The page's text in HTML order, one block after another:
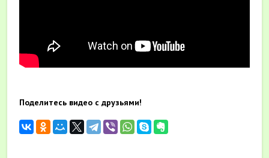
Поделитесь видео с друзьями!